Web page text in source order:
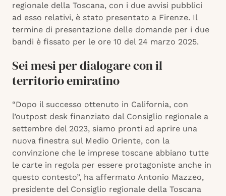
regionale della Toscana, con i due avvisi pubblici
ad esso relativi, è stato presentato a Firenze. Il
termine di presentazione delle domande per i due
bandi è fissato per le ore 10 del 24 marzo 2025.
Sei mesi per dialogare con il
territorio emiratino
“Dopo il successo ottenuto in California, con
l’outpost desk finanziato dal Consiglio regionale a
settembre del 2023, siamo pronti ad aprire una
nuova finestra sul Medio Oriente, con la
convinzione che le imprese toscane abbiano tutte
le carte in regola per essere protagoniste anche in
questo contesto”, ha affermato Antonio Mazzeo,
presidente del Consiglio regionale della Toscana